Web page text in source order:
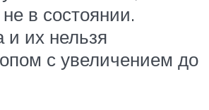
в состоянии.
их нельзя
с увеличением до